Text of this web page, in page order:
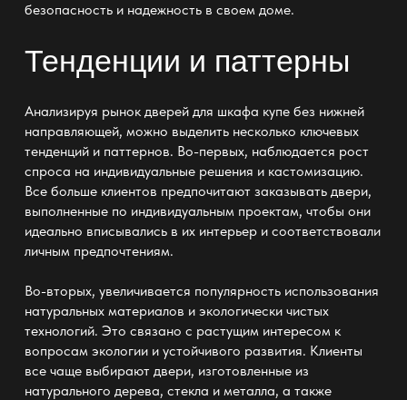
безопасность и надежность в своем доме.
Тенденции и паттерны
Анализируя рынокдверей для шкафа купе без нижней
направляющей, можно выделить несколько ключевых
тенденций и паттернов. Во-первых, наблюдается рост
спроса на индивидуальные решения и кастомизацию.
Все больше клиентов предпочитают заказывать двери,
выполненные по индивидуальным проектам, чтобы они
идеально вписывались в их интерьер и соответствовали
личным предпочтениям.
Во-вторых, увеличивается популярность использования
натуральных материалов и экологически чистых
технологий. Это связано с растущим интересом к
вопросам экологии и устойчивого развития. Клиенты
все чаще выбирают двери, изготовленные из
натурального дерева, стекла и металла, а также